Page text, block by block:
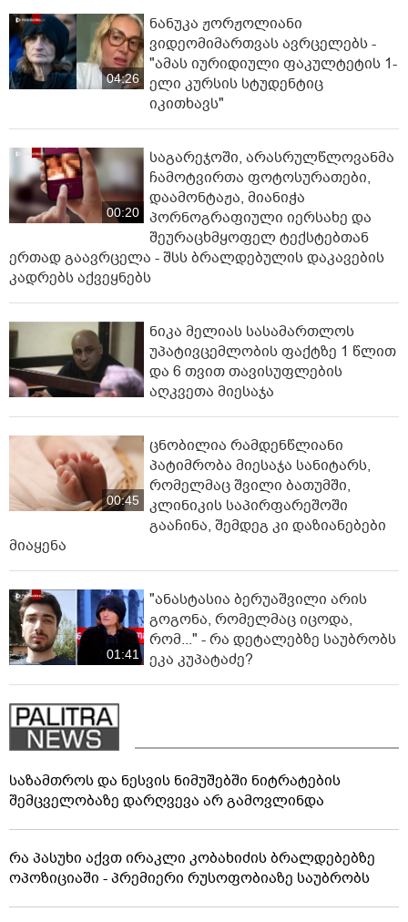
04:26
ნანუკა ჟორჟოლიანი
ვიდეომიმართვას ავრცელებს -
"ამას იურიდიული ფაკულტეტის 1-
ელი კურსის სტუდენტიც
იკითხავს"
00:20
საგარეჯოში, არასრულწლოვანმა
ჩამოტვირთა ფოტოსურათები,
დაამონტაჟა, მიანიჭა
პორნოგრაფიული იერსახე და
შეურაცხმყოფელ ტექსტებთან
ერთად გაავრცელა - შსს ბრალდებულის დაკავების
კადრებს აქვეყნებს
ნიკა მელიას სასამართლოს
უპატივცემლობის ფაქტზე 1 წლით
და 6 თვით თავისუფლების
აღკვეთა მიესაჯა
00:45
ცნობილია რამდენწლიანი
პატიმრობა მიესაჯა სანიტარს,
რომელმაც შვილი ბათუმში,
კლინიკის საპირფარეშოში
გააჩინა, შემდეგ კი დაზიანებები
მიაყენა
01:41
"ანასტასია ბერუაშვილი არის
გოგონა, რომელმაც იცოდა,
რომ..." - რა დეტალებზე საუბრობს
ეკა კუპატაძე?
საზამთროს და ნესვის ნიმუშებში ნიტრატების
შემცველობაზე დარღვევა არ გამოვლინდა
რა პასუხი აქვთ ირაკლი კობახიძის ბრალდებებზე
ოპოზიციაში - პრემიერი რუსოფობიაზე საუბრობს